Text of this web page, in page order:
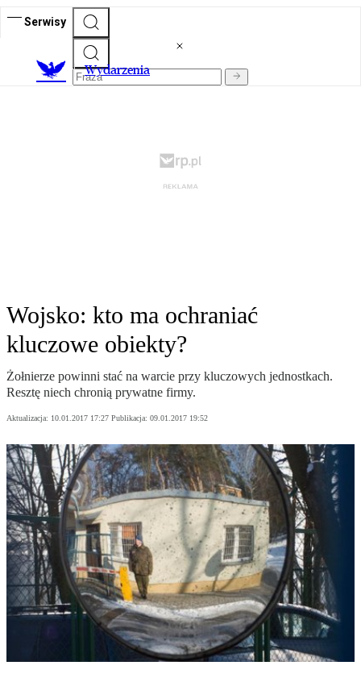
Serwisy
Wydarzenia
Wojsko: kto ma ochraniać
kluczowe obiekty?
Żołnierze powinni stać na warcie przy kluczowych jednostkach.
Resztę niech chronią prywatne firmy.
Aktualizacja: 10.01.2017 17:27 Publikacja: 09.01.2017 19:52